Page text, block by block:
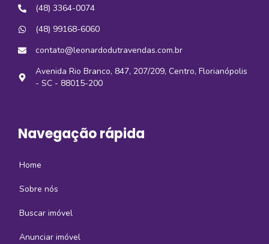
(48) 3364-0074
(48) 99168-6060
contato@leonardodutravendas.com.br
Avenida Rio Branco, 847, 207/209, Centro, Florianópolis
- SC - 88015-200
Navegação rápida
Home
Sobre nós
Buscar imóvel
Anunciar imóvel